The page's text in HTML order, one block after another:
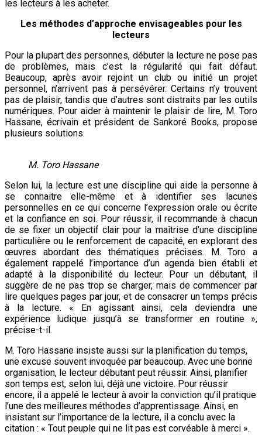
les lecteurs à les acheter.
Les méthodes d’approche envisageables pour les
lecteurs
Pour la plupart des personnes, débuter la lecture ne pose pas
de problèmes, mais c’est la régularité qui fait défaut.
Beaucoup, après avoir rejoint un club ou initié un projet
personnel, n’arrivent pas à persévérer. Certains n’y trouvent
pas de plaisir, tandis que d’autres sont distraits par les outils
numériques. Pour aider à maintenir le plaisir de lire, M. Toro
Hassane, écrivain et président de Sankoré Books, propose
plusieurs solutions.
M. Toro Hassane
Selon lui, la lecture est une discipline qui aide la personne à
se connaitre elle-même et à identifier ses lacunes
personnelles en ce qui concerne l’expression orale ou écrite
et la confiance en soi. Pour réussir, il recommande à chacun
de se fixer un objectif clair pour la maîtrise d’une discipline
particulière ou le renforcement de capacité, en explorant des
œuvres abordant des thématiques précises. M. Toro a
également rappelé l’importance d’un agenda bien établi et
adapté à la disponibilité du lecteur. Pour un débutant, il
suggère de ne pas trop se charger, mais de commencer par
lire quelques pages par jour, et de consacrer un temps précis
à la lecture. « En agissant ainsi, cela deviendra une
expérience ludique jusqu’à se transformer en routine »,
précise-t-il.
M. Toro Hassane insiste aussi sur la planification du temps,
une excuse souvent invoquée par beaucoup. Avec une bonne
organisation, le lecteur débutant peut réussir. Ainsi, planifier
son temps est, selon lui, déjà une victoire. Pour réussir
encore, il a appelé le lecteur à avoir la conviction qu’il pratique
l’une des meilleures méthodes d’apprentissage. Ainsi, en
insistant sur l’importance de la lecture, il a conclu avec la
citation : « Tout peuple qui ne lit pas est corvéable à merci ».